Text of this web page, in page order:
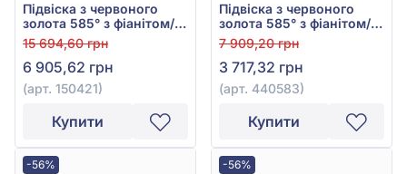
Підвіска з червоного
золота 585° з фіанітом/
куб.цирконієм, арт.
150421
15 694,60 грн
6 905,62 грн
(арт. 150421)
Купити
Підвіска з червоного
золота 585° з фіанітом/
куб.цирконієм, арт.
440583
7 909,20 грн
3 717,32 грн
(арт. 440583)
Купити
-56% -56%